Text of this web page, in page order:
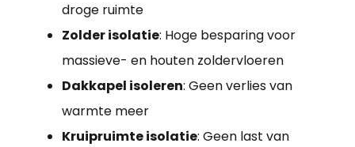
droge ruimte
Zolder isolatie: Hoge besparing voor
massieve- en houten zoldervloeren
Dakkapel isoleren: Geen verlies van
warmte meer
Kruipruimte isolatie: Geen last van